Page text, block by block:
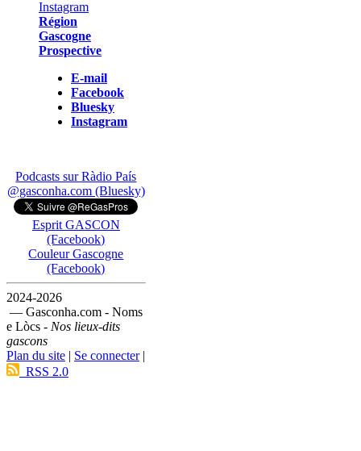
Région
Gascogne
Prospective
E-mail
Facebook
Bluesky
Instagram
Podcasts sur Ràdio País
@gasconha.com (Bluesky)
Esprit GASCON
(Facebook)
Couleur Gascogne
(Facebook)
2024-2026
— Gasconha.com - Noms
e Lòcs - Nos lieux-dits
gascons
Plan du site | Se connecter|
RSS 2.0